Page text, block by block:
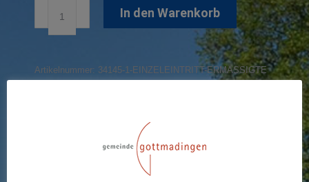
In den Warenkorb
Artikelnummer: 34145-1-EINZELEINTRITT-ERMÄSSIGTE
Share
Share
Share
Share